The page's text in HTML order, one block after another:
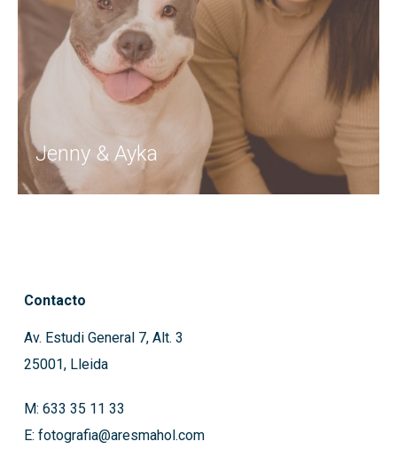
Jenny & Ayka
Contacto
Av. Estudi General 7, Alt. 3
25001, Lleida
M: 633 35 11 33
E: fotografia@aresmahol.com